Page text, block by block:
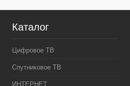
Каталог
Цифровое ТВ
Спутниковое ТВ
ИНТЕРНЕТ